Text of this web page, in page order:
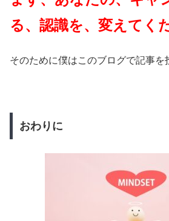
る、認識を、変えてく
そのために僕はこのブログで記事を
おわりに